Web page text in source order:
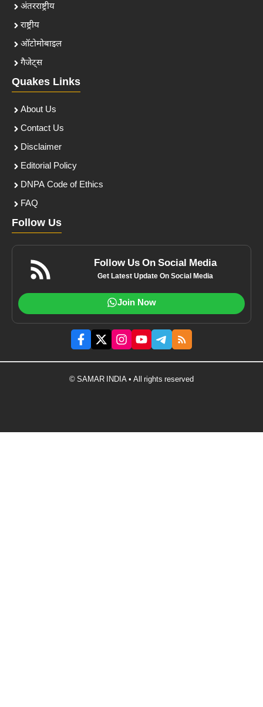
अंतरराष्ट्रीय
राष्ट्रीय
ऑटोमोबाइल
गैजेट्स
Quakes Links
About Us
Contact Us
Disclaimer
Editorial Policy
DNPA Code of Ethics
FAQ
Follow Us
Follow Us On Social Media
Get Latest Update On Social Media
Join Now
© SAMAR INDIA • All rights reserved